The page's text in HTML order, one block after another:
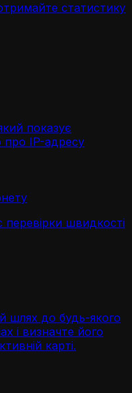
статистику
показує
про IP-адресу
швидкості
шлях до будь-якого
і визначте його
карті.